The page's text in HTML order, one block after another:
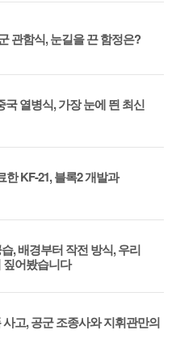
관함식, 눈길을 끈 함정은?
열병식, 가장 눈에 띈 최신
한 KF-21, 블록2 개발과
, 배경부터 작전 방식, 우리
짚어봤습니다
고, 공군 조종사와 지휘관만의